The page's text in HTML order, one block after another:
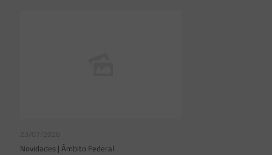
23/07/2026
Novidades | Âmbito Federal